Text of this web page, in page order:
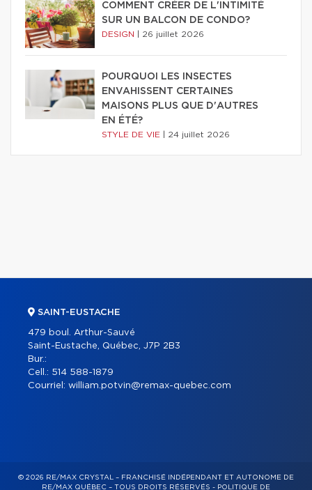
COMMENT CRÉER DE L'INTIMITÉ
SUR UN BALCON DE CONDO?
DESIGN 26 juillet 2026
POURQUOI LES INSECTES
ENVAHISSENT CERTAINES
MAISONS PLUS QUE D'AUTRES
EN ÉTÉ?
STYLE DE VIE 24 juillet 2026
SAINT-EUSTACHE
479 boul. Arthur-Sauvé
Saint-Eustache, Québec, J7P 2B3
Bur.:
Cell.: 514 588-1879
Courriel: william.potvin@remax-quebec.com
© 2026 RE/MAX CRYSTAL – FRANCHISÉ INDÉPENDANT ET AUTONOME DE
RE/MAX QUÉBEC – TOUS DROITS RÉSERVÉS - POLITIQUE DE